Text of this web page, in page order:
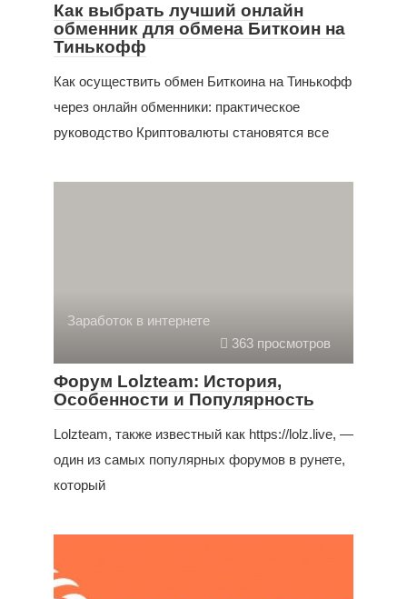
Как выбрать лучший онлайн
обменник для обмена Биткоин на
Тинькофф
Как осуществить обмен Биткоина на Тинькофф
через онлайн обменники: практическое
руководство Криптовалюты становятся все
Заработок в интернете
363 просмотров
Форум Lolzteam: История,
Особенности и Популярность
Lolzteam, также известный как https://lolz.live, —
один из самых популярных форумов в рунете,
который